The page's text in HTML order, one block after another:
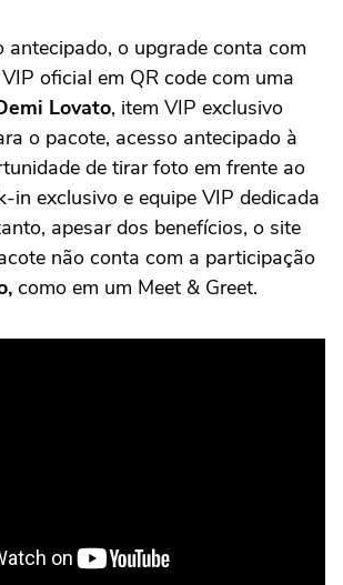
antecipado, o upgrade conta com
oficial em QR code com uma
Lovato, item VIP exclusivo
o pacote, acesso antecipado à
de tirar foto em frente ao
in exclusivo e equipe VIP dedicada
apesar dos benefícios, o site
não conta com a participação
como em um Meet & Greet.